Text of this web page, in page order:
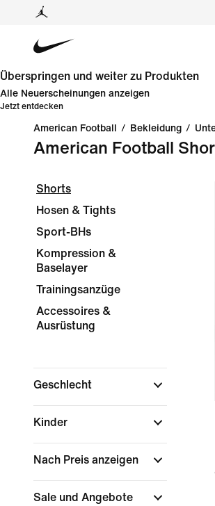
Überspringen und weiter zu Produkten
Alle Neuerscheinungen anzeigen
Jetzt entdecken
American Football / Bekleidung /
American Football
Shorts
Hosen & Tights
Sport-BHs
Kompression &
Baselayer
Trainingsanzüge
Accessoires &
Ausrüstung
Geschlecht
Kinder
Nach Preis anzeigen
Sale und Angebote